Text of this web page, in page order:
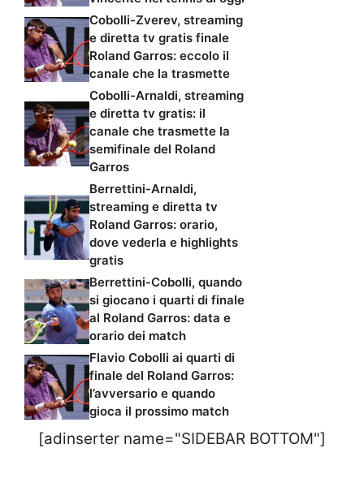
Cobolli-Zverev, streaming
e diretta tv gratis finale
Roland Garros: eccolo il
canale che la trasmette
Cobolli-Arnaldi, streaming
e diretta tv gratis: il
canale che trasmette la
semifinale del Roland
Garros
Berrettini-Arnaldi,
streaming e diretta tv
Roland Garros: orario,
dove vederla e highlights
gratis
Berrettini-Cobolli, quando
si giocano i quarti di finale
al Roland Garros: data e
orario dei match
Flavio Cobolli ai quarti di
finale del Roland Garros:
l’avversario e quando
gioca il prossimo match
[adinserter name="SIDEBAR BOTTOM"]